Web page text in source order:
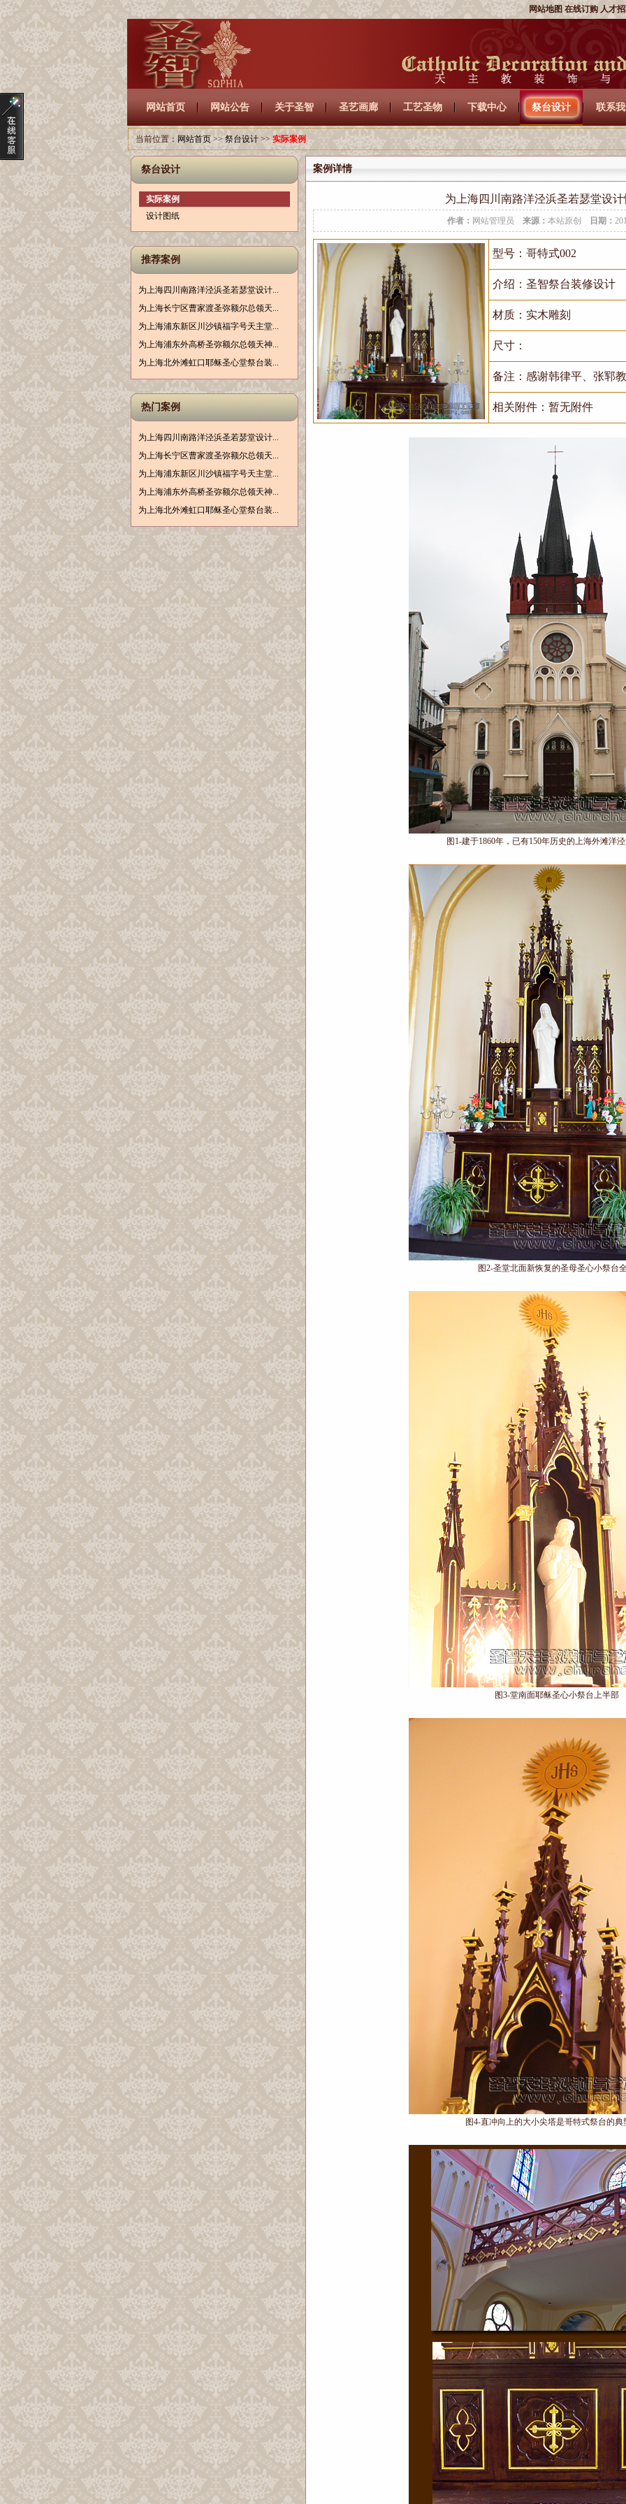
网站地图 在线订购 人才
网站首页 网站公告 关于圣智 圣艺画廊 工艺圣物 下载中心 祭台设计 联系
当前位置： 网站首页>>祭台设计 >>实际案例
祭台设计
实际案例
设计图纸
推荐案例
为上海四川南路洋泾浜圣若瑟堂设计...
为上海长宁区曹家渡圣弥额尔总领天...
为上海浦东新区川沙镇福字号天主堂...
为上海浦东外高桥圣弥额尔总领天神...
为上海北外滩虹口耶稣圣心堂祭台装...
热门案例
为上海四川南路洋泾浜圣若瑟堂设计...
为上海长宁区曹家渡圣弥额尔总领天...
为上海浦东新区川沙镇福字号天主堂...
为上海浦东外高桥圣弥额尔总领天神...
为上海北外滩虹口耶稣圣心堂祭台装...
案例详情
为上海四川南路洋泾浜圣若瑟堂设
作者： 网站管理员 来源： 本站原创 日期：
型号：哥特式002
介绍：圣智祭台装修设计
材质：实木雕刻
尺寸：
备注：感谢韩律平、张郓
相关附件：暂无附件
图1-建于1860年，已有150年历史的上海外滩洋
图2-圣堂北面新恢复的圣母圣心小祭台
图3-堂南面耶稣圣心小祭台上半部
图4-直冲向上的大小尖塔是哥特式祭台的典